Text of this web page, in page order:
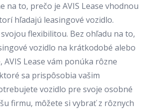
na to, prečo je AVIS Lease vhodnou
hľadajú leasingové vozidlo.
svojou flexibilitou. Bez ohľadu na to,
vozidlo na krátkodobé alebo
Lease vám ponúka rôzne
sa prispôsobia vašim
vozidlo pre svoje osobné
firmu, môžete si vybrať z rôznych